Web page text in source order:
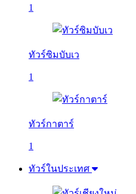
1
ทัวร์ซิมบับเว
1
ทัวร์กาตาร์
1
ทัวร์ในประเทศ